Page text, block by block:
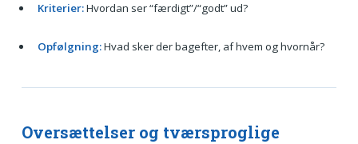
Kriterier:Hvordan ser “færdigt”/“godt” ud?
Opfølgning:Hvad sker der bagefter, af hvem og hvornår?
Oversættelser og tværsproglige